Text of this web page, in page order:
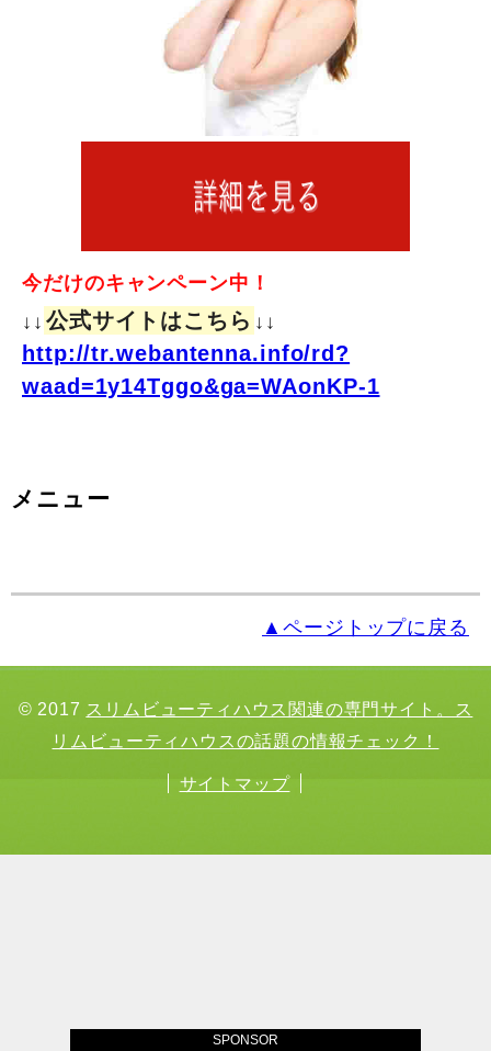
今だけのキャンペーン中！
↓↓ 公式サイトはこちら ↓↓
http://tr.webantenna.info/rd?
waad=1y14Tggo&ga=WAonKP-1
メニュー
▲ページトップに戻る
© 2017 スリムビューティハウス関連の専門サイト。ス
リムビューティハウスの話題の情報チェック！
サイトマップ
SPONSOR